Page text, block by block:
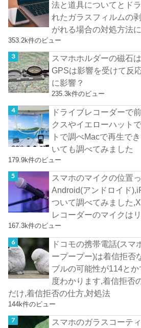
法と道具についてとド
れたガラスフィルムの
がれる場合の対処方法
353.2k件のビュー
スマホホルダーの磁石
GPSは影響を受けて反
に影響？
235.3k件のビュー
ドライブレコーダーで
クスやイエローハット
トで調べMacで再生で
いても調べてみました
179.9k件のビュー
スマホのマイクの位置
Android(アンドロイド
ついて調べてみました
レコーダーのマイクは
167.3k件のビュー
ドコモの携帯電話(スマ
ープープー)は着信拒否
ブルの可能性が114と
度わかります,着信拒否
だけ,着信拒否の仕方,対処法
144k件のビュー
スマホのガラスコーテ